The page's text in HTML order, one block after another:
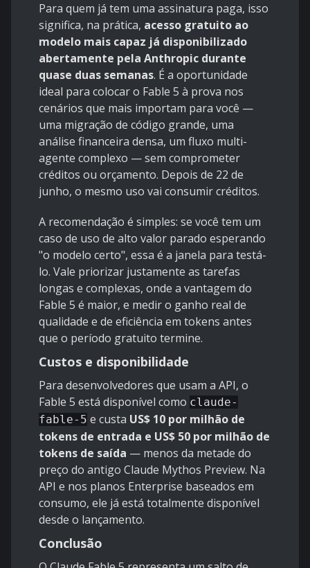
Para quem já tem uma assinatura paga, isso
significa, na prática, acesso gratuito ao
modelo mais capaz já disponibilizado
abertamente pela Anthropic durante
quase duas semanas. É a oportunidade
ideal para colocar o Fable 5 à prova nos
cenários que mais importam para você —
uma migração de código grande, uma
análise financeira densa, um fluxo multi-
agente complexo — sem comprometer
créditos ou orçamento. Depois de 22 de
junho, o mesmo uso vai consumir créditos.
A recomendação é simples: se você tem um
caso de uso de alto valor parado esperando
"o modelo certo", essa é a janela para testá-
lo. Vale priorizar justamente as tarefas
longas e complexas, onde a vantagem do
Fable 5 é maior, e medir o ganho real de
qualidade e de eficiência em tokens antes
que o período gratuito termine.
Custos e disponibilidade
Para desenvolvedores que usam a API, o
Fable 5 está disponível como claude-
fable-5 e custa US$ 10 por milhão de
tokens de entrada e US$ 50 por milhão de
tokens de saída — menos da metade do
preço do antigo Claude Mythos Preview. Na
API e nos planos Enterprise baseados em
consumo, ele já está totalmente disponível
desde o lançamento.
Conclusão